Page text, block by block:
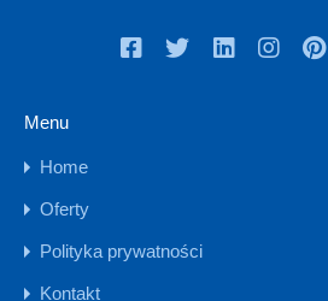
Menu
Home
Oferty
Polityka prywatności
Kontakt